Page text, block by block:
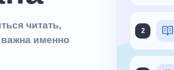
читать,
именно
2